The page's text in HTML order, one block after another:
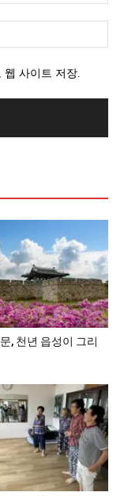
웹 사이트 저장.
, 천년 읍성이 그리